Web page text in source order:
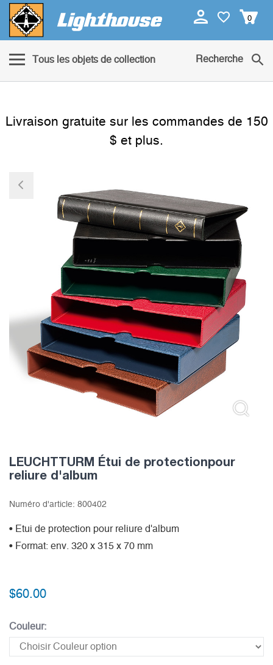
0
Tous les objets de collection Recherche
Livraison gratuite sur les commandes de 150
$ et plus.
LEUCHTTURM Étui de protectionpour
reliure d'album
Numéro d'article: 800402
• Etui de protection pour reliure d'album
• Format: env. 320 x 315 x 70 mm
$60.00
Couleur: